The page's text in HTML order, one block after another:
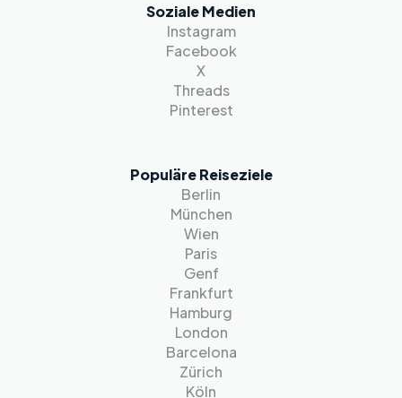
Soziale Medien
Instagram
Facebook
X
Threads
Pinterest
Populäre Reiseziele
Berlin
München
Wien
Paris
Genf
Frankfurt
Hamburg
London
Barcelona
Zürich
Köln